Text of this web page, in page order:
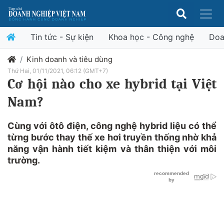
Tin tức - Sự kiện Khoa học - Công nghệ
Kinh doanh và tiêu dùng
Thứ Hai, 01/11/2021, 06:12 (GMT+7)
Cơ hội nào cho xe hybrid tại Việt
Nam?
Cùng với ôtô điện, công nghệ hybrid liệu có thể
từng bước thay thế xe hơi truyền thống nhờ khả
năng vận hành tiết kiệm và thân thiện với môi
trường.